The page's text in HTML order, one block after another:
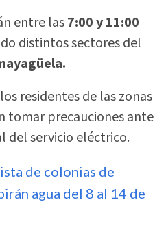
entre las7:00 y 11:00
distintos sectores del
residentes de las zonas
tomar precauciones ante
del servicio eléctrico.
de colonias de
agua del 8 al 14 de